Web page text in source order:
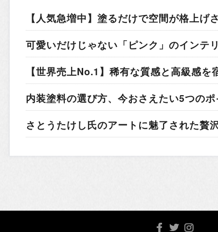
【人気急増中】塗るだけで空間が格上げ
可愛いだけじゃない「ピンク」のインテ
【世界売上No.1】稀有な質感と高級感を
内装塗料の選び方、今おさえたい5つの
さとうたけし氏のアートに魅了された贅